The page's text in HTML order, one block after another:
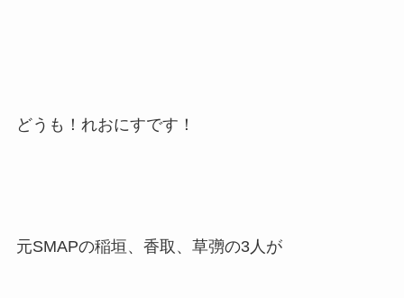
どうも！れおにすです！
元SMAPの稲垣、香取、草彅の3人が